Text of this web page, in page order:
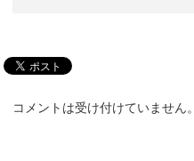
コメントは受け付けていません。